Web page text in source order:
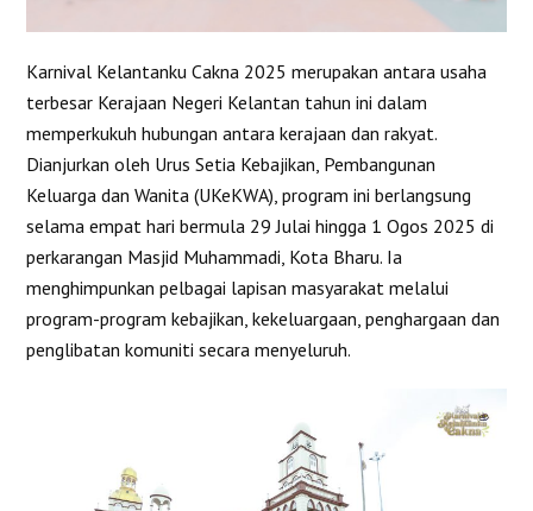
Karnival Kelantanku Cakna 2025 merupakan antara usaha
terbesar Kerajaan Negeri Kelantan tahun ini dalam
memperkukuh hubungan antara kerajaan dan rakyat.
Dianjurkan oleh Urus Setia Kebajikan, Pembangunan
Keluarga dan Wanita (UKeKWA), program ini berlangsung
selama empat hari bermula 29 Julai hingga 1 Ogos 2025 di
perkarangan Masjid Muhammadi, Kota Bharu. Ia
menghimpunkan pelbagai lapisan masyarakat melalui
program-program kebajikan, kekeluargaan, penghargaan dan
penglibatan komuniti secara menyeluruh.